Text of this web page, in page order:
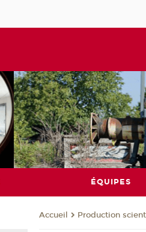
ÉQUIPES
Accueil Production